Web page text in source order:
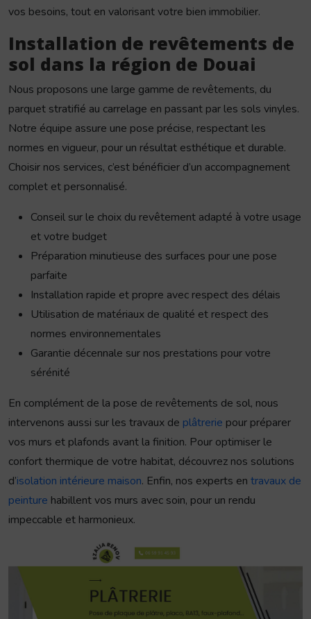
vos besoins, tout en valorisant votre bien immobilier.
Installation de revêtements de
sol dans la région de Douai
Nous proposons une large gamme de revêtements, du
parquet stratifié au carrelage en passant par les sols vinyles.
Notre équipe assure une pose précise, respectant les
normes en vigueur, pour un résultat esthétique et durable.
Choisir nos services, c’est bénéficier d’un accompagnement
complet et personnalisé.
Conseil sur le choix du revêtement adapté à votre usage
et votre budget
Préparation minutieuse des surfaces pour une pose
parfaite
Installation rapide et propre avec respect des délais
Utilisation de matériaux de qualité et respect des
normes environnementales
Garantie décennale sur nos prestations pour votre
sérénité
En complément de la pose de revêtements de sol, nous
intervenons aussi sur les travaux de plâtrerie pour préparer
vos murs et plafonds avant la finition. Pour optimiser le
confort thermique de votre habitat, découvrez nos solutions
d’isolation intérieure maison. Enfin, nos experts en travaux de
peinture habillent vos murs avec soin, pour un rendu
impeccable et harmonieux.